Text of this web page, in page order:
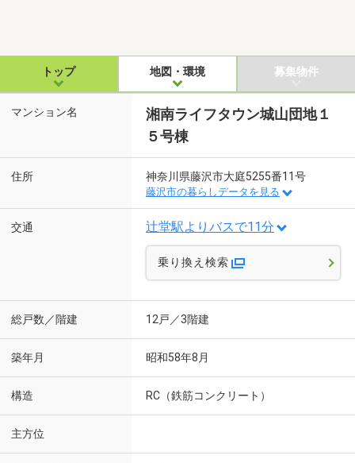
トップ 地図・環境 募集物件
マンション名
湘南ライフタウン城山団地１
５号棟
住所 神奈川県藤沢市大庭5255番11号
藤沢市の暮らしデータを見る
交通 辻堂駅よりバスで11分
乗り換え検索
総戸数／階建 12戸／3階建
築年月 昭和58年8月
構造 RC（鉄筋コンクリート）
主方位